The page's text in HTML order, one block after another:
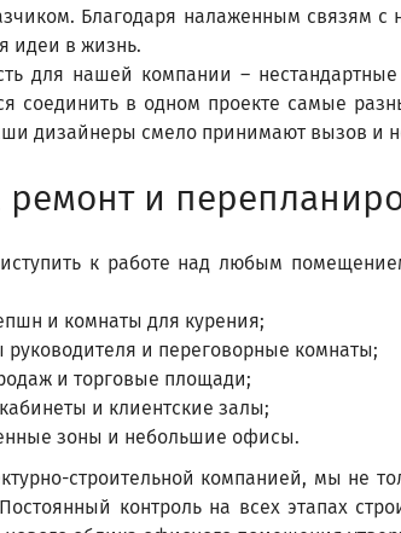
Благодаря налаженным связям
идеи в жизнь.
для нашей компании –
соединить в одном проекте самые
дизайнеры смело принимают вызов и
ремонт и
к работе над любым
и комнаты для курения;
руководителя и переговорные комнаты;
и торговые площади;
и клиентские залы;
зоны и небольшие офисы.
строительной компанией, мы не
контроль на всех этапах